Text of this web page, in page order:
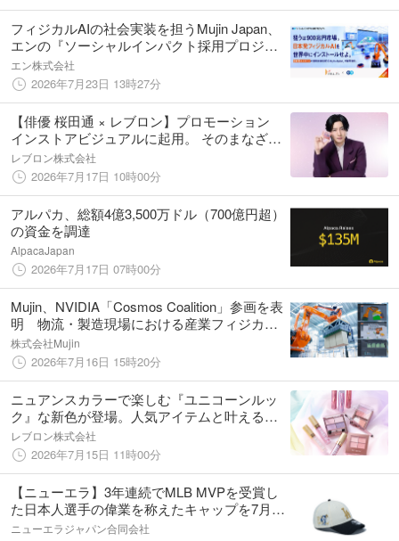
フィジカルAIの社会実装を担うMujin Japan、
エンの『ソーシャルインパクト採用プロジェ
クト』で「コンサルタント」など複数ポジシ
ョンを一斉公募。
エン株式会社
2026年7月23日 13時27分
【俳優 桜田通 × レブロン】プロモーション
インストアビジュアルに起用。 そのまなざ
し、幻想級。 “ユニコーン ルック”の世界観を
体現。
レブロン株式会社
2026年7月17日 10時00分
アルパカ、総額4億3,500万ドル（700億円超）
の資金を調達
AlpacaJapan
2026年7月17日 07時00分
Mujin、NVIDIA「Cosmos Coalition」参画を表
明 物流・製造現場における産業フィジカル
AIのさらなる推進へ
株式会社Mujin
2026年7月16日 15時20分
ニュアンスカラーで楽しむ『ユニコーンルッ
ク』な新色が登場。人気アイテムと叶える、
やわらかな透明感メイク
レブロン株式会社
2026年7月15日 11時00分
【ニューエラ】3年連続でMLB MVPを受賞し
た日本人選手の偉業を称えたキャップを7月16
日（木）に発売
ニューエラジャパン合同会社